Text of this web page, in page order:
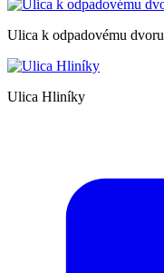
Ulica k odpadovému dvoru
Ulica Hliníky